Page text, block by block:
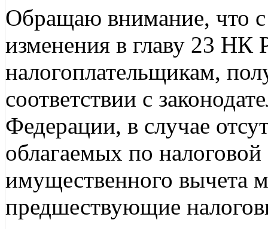
Обращаю внимание, что с
изменения в главу 23 НК
налогоплательщикам,
соответствии с
Федерации, в случае
облагаемых по налоговой
имущественного вычета
предшествующие